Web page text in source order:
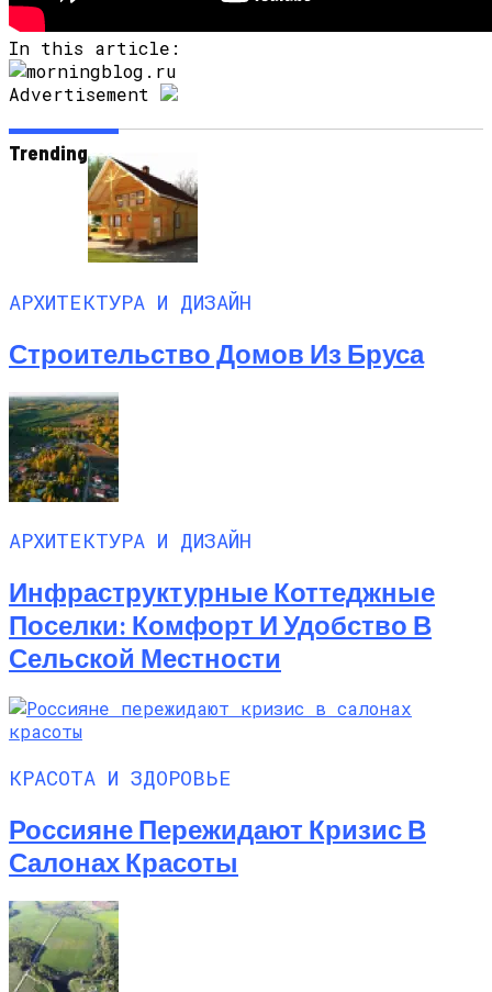
In this article:
Advertisement
Trending
АРХИТЕКТУРА И ДИЗАЙН
Строительство Домов Из Бруса
АРХИТЕКТУРА И ДИЗАЙН
Инфраструктурные Коттеджные
Поселки: Комфорт И Удобство В
Сельской Местности
КРАСОТА И ЗДОРОВЬЕ
Россияне Пережидают Кризис В
Салонах Красоты